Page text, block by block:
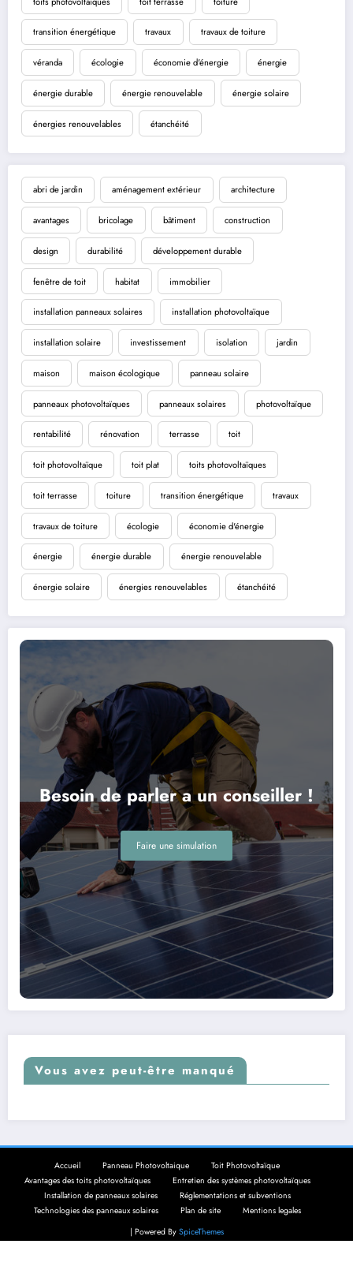
transition énergétique travaux travaux de toiture
véranda écologie économie d'énergie énergie
énergie durable énergie renouvelable énergie solaire
énergies renouvelables étanchéité
abri de jardin aménagement extérieur architecture
avantages bricolage bâtiment construction
design durabilité développement durable
fenêtre de toit habitat immobilier
installation panneaux solaires installation photovoltaïque
installation solaire investissement isolation jardin
maison maison écologique panneau solaire
panneaux photovoltaïques panneaux solaires photovoltaïque
rentabilité rénovation terrasse toit
toit photovoltaïque toit plat toits photovoltaïques
toit terrasse toiture transition énergétique travaux
travaux de toiture écologie économie d'énergie
énergie énergie durable énergie renouvelable
énergie solaire énergies renouvelables étanchéité
Besoin de parler a un conseiller !
Faire une simulation
Vous avez peut-être manqué
Accueil Panneau Photovoltaique
Toit Photovoltaïque
Avantages des toits photovoltaïques
Entretien des systèmes photovoltaïques
Installation de panneaux solaires
Réglementations et subventions
Technologies des panneaux solaires
Plan de site
Mentions legales
| Powered By SpiceThemes